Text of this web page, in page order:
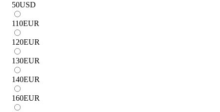
50USD
110EUR
120EUR
130EUR
140EUR
160EUR